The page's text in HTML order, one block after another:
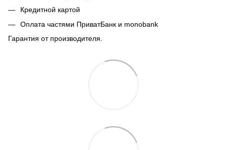
Кредитной картой
Оплата частями ПриватБанк и monobank
Гарантия от производителя.